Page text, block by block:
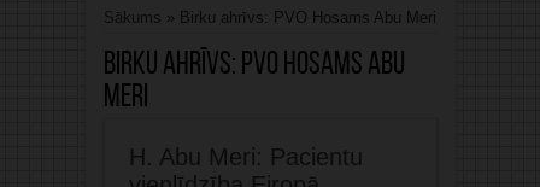
Sākums » Birku ahrīvs: PVO Hosams Abu Meri
Birku ahrīvs: PVO Hosams Abu
Meri
H. Abu Meri: Pacientu